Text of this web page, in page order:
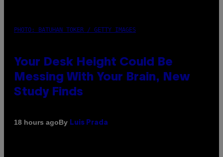
PHOTO: BATUHAN TOKER / GETTY IMAGES
Your Desk Height Could Be
Messing With Your Brain, New
Study Finds
18 hours agoBy Luis Prada